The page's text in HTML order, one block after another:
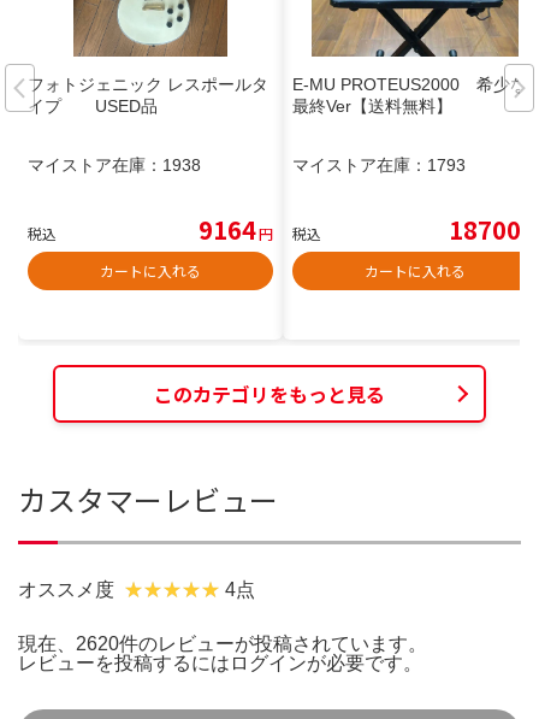
フォトジェニック レスポールタ
イプ USED品
マイストア在庫： 1938
税込 9164円
カートに入れる
E-MU PROTEUS2000 希少な
最終Ver【送料無料】
マイストア在庫： 1793
税込 18700
カートに入れる
このカテゴリをもっと見る
カスタマーレビュー
オススメ度 4点
現在、2620件のレビューが投稿されています。
レビューを投稿するには ログインが必要です。